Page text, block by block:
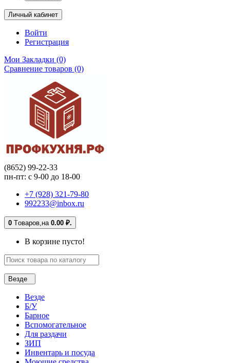
Личный кабинет
Войти
Регистрация
Мои Закладки (0)
Сравнение товаров (0)
(8652) 99-22-33
пн-пт: с 9-00 до 18-00
+7 (928) 321-79-80
992233@inbox.ru
0 Tоваров, на 0.00 ₽.
В корзине пусто!
Везде
Везде
Б/У
Барное
Вспомогательное
Для раздачи
ЗИП
Инвентарь и посуда